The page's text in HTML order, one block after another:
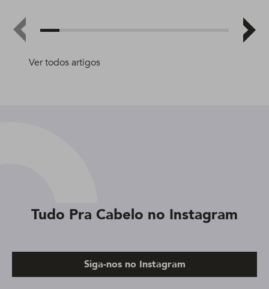
Ver todos artigos
Tudo Pra Cabelo no Instagram
Siga-nos no Instagram